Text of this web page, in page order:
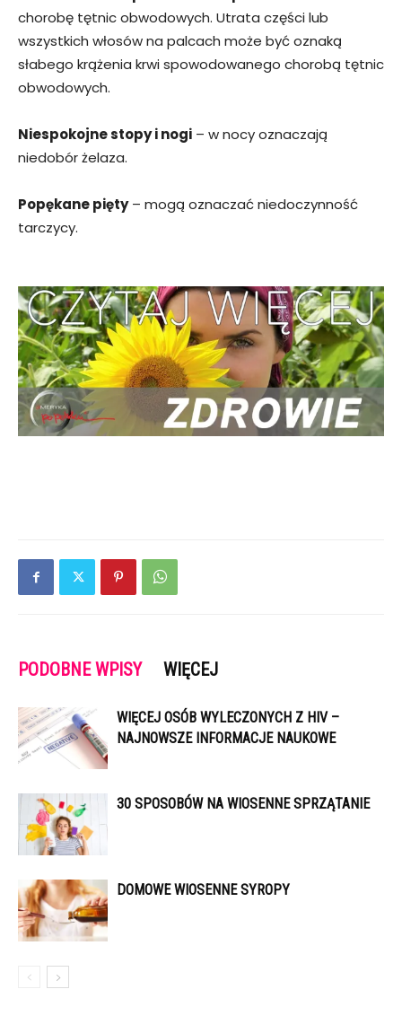
chorobę tętnic obwodowych. Utrata części lub
wszystkich włosów na palcach może być oznaką
słabego krążenia krwi spowodowanego chorobą tętnic
obwodowych.
Niespokojne stopy i nogi – w nocy oznaczają
niedobór żelaza.
Popękane pięty– mogą oznaczać niedoczynność
tarczycy.
PODOBNE WPISY WIĘCEJ
WIĘCEJ OSÓB WYLECZONYCH Z HIV –
NAJNOWSZE INFORMACJE NAUKOWE
30 SPOSOBÓW NA WIOSENNE SPRZĄTANIE
DOMOWE WIOSENNE SYROPY